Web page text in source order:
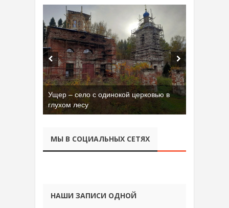
Бывшая танковая часть имени Сухэ-
Батора во Владимире
МЫ В СОЦИАЛЬНЫХ СЕТЯХ
НАШИ ЗАПИСИ ОДНОЙ